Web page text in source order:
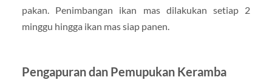
pakan. Penimbangan ikan mas dilakukan setiap 2
minggu hingga ikan mas siap panen.
Pengapuran dan Pemupukan Keramba